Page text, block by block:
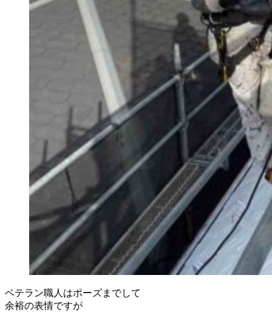
ベテラン職人はポーズまでして
余裕の表情ですが